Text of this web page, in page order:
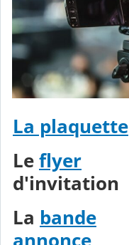
La plaquette
Le flyer
d'invitation
La bande